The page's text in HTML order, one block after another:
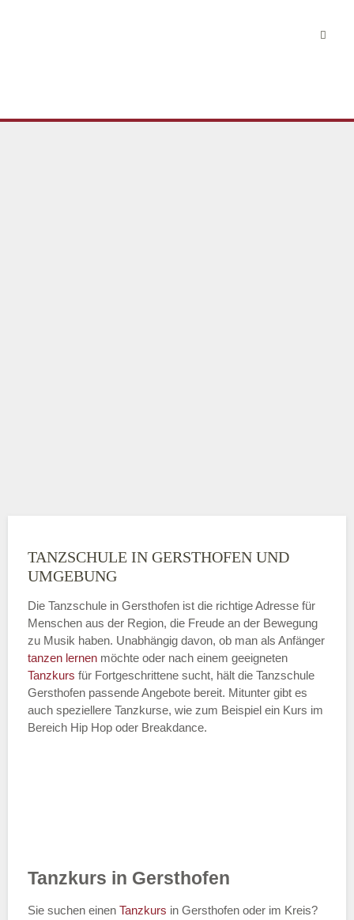
TANZSCHULE IN GERSTHOFEN UND
UMGEBUNG
Die Tanzschule in Gersthofen ist die richtige Adresse für
Menschen aus der Region, die Freude an der Bewegung
zu Musik haben. Unabhängig davon, ob man als Anfänger
tanzen lernen möchte oder nach einem geeigneten
Tanzkurs für Fortgeschrittene sucht, hält die Tanzschule
Gersthofen passende Angebote bereit. Mitunter gibt es
auch speziellere Tanzkurse, wie zum Beispiel ein Kurs im
Bereich Hip Hop oder Breakdance.
Tanzkurs in Gersthofen
Sie suchen einen Tanzkurs in Gersthofen oder im Kreis?